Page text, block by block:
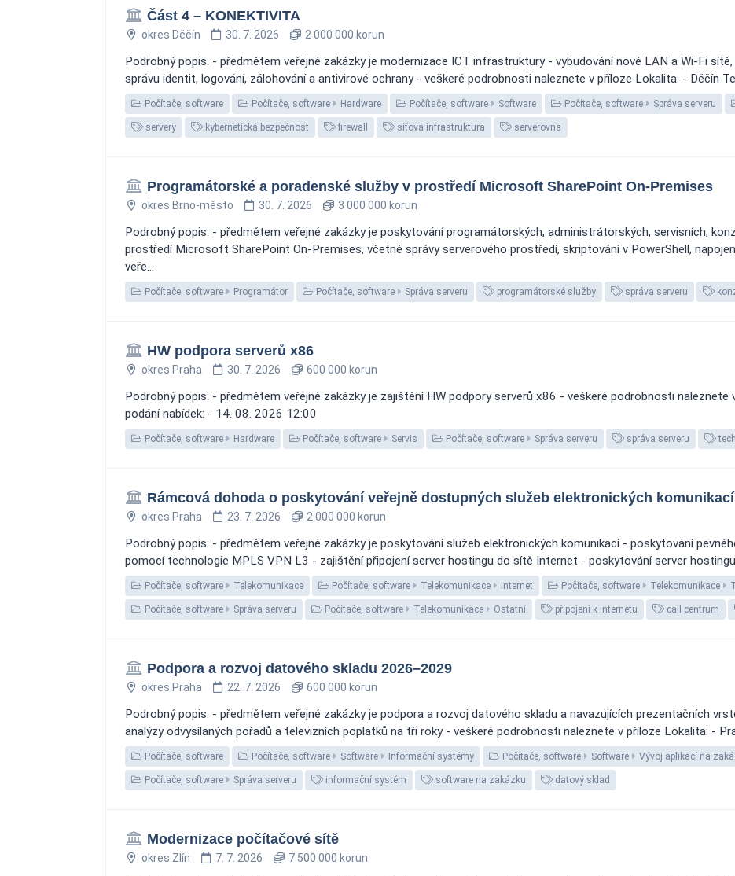
Část 4 – KONEKTIVITA
okres Děčín 30. 7. 2026 2 000 000 korun
Podrobný popis: - předmětem veřejné zakázky je modernizace ICT infrastruktury - vybudování nové LAN a Wi-Fi
správu identit, logování, zálohování a antivirové ochrany - veškeré podrobnosti naleznete v příloze Lokalita: - Děčín
Počítače, software Počítače, software Hardware Počítače, software Software Počítače, software Správa serveru
servery kybernetická bezpečnost firewall síťová infrastruktura serverovna
Programátorské a poradenské služby v prostředí Microsoft SharePoint On-Premises
okres Brno-město 30. 7. 2026 3 000 000 korun
Podrobný popis: - předmětem veřejné zakázky je poskytování programátorských, administrátorských, servisních,
prostředí Microsoft SharePoint On-Premises, včetně správy serverového prostředí, skriptování v PowerShell,
veře...
Počítače, software Programátor Počítače, software Správa serveru programátorské služby správa serveru
HW podpora serverů x86
okres Praha 30. 7. 2026 600 000 korun
Podrobný popis: - předmětem veřejné zakázky je zajištění HW podpory serverů x86 - veškeré podrobnosti naleznete
podání nabídek: - 14. 08. 2026 12:00
Počítače, software Hardware Počítače, software Servis Počítače, software Správa serveru správa serveru
Rámcová dohoda o poskytování veřejně dostupných služeb elektronických
okres Praha 23. 7. 2026 2 000 000 korun
Podrobný popis: - předmětem veřejné zakázky je poskytování služeb elektronických komunikací - poskytování
pomocí technologie MPLS VPN L3 - zajištění připojení server hostingu do sítě Internet - poskytování server
Počítače, software Telekomunikace Počítače, software Telekomunikace Internet Počítače, software Telekomunikace
Počítače, software Správa serveru Počítače, software Telekomunikace Ostatní připojení k internetu call centrum
Podpora a rozvoj datového skladu 2026–2029
okres Praha 22. 7. 2026 600 000 korun
Podrobný popis: - předmětem veřejné zakázky je podpora a rozvoj datového skladu a navazujících prezentačních
analýzy odvysílaných pořadů a televizních poplatků na tři roky - veškeré podrobnosti naleznete v příloze Lokalita: -
Počítače, software Počítače, software Software Informační systémy Počítače, software Software Vývoj aplikací na
Počítače, software Správa serveru informační systém software na zakázku datový sklad
Modernizace počítačové sítě
okres Zlín 7. 7. 2026 7 500 000 korun